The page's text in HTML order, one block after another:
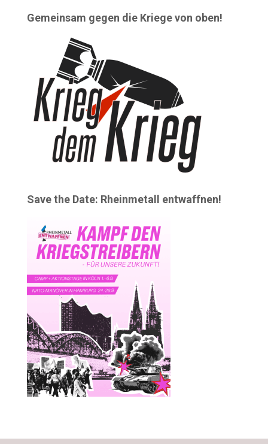
Gemeinsam gegen die Kriege von oben!
Save the Date: Rheinmetall entwaffnen!